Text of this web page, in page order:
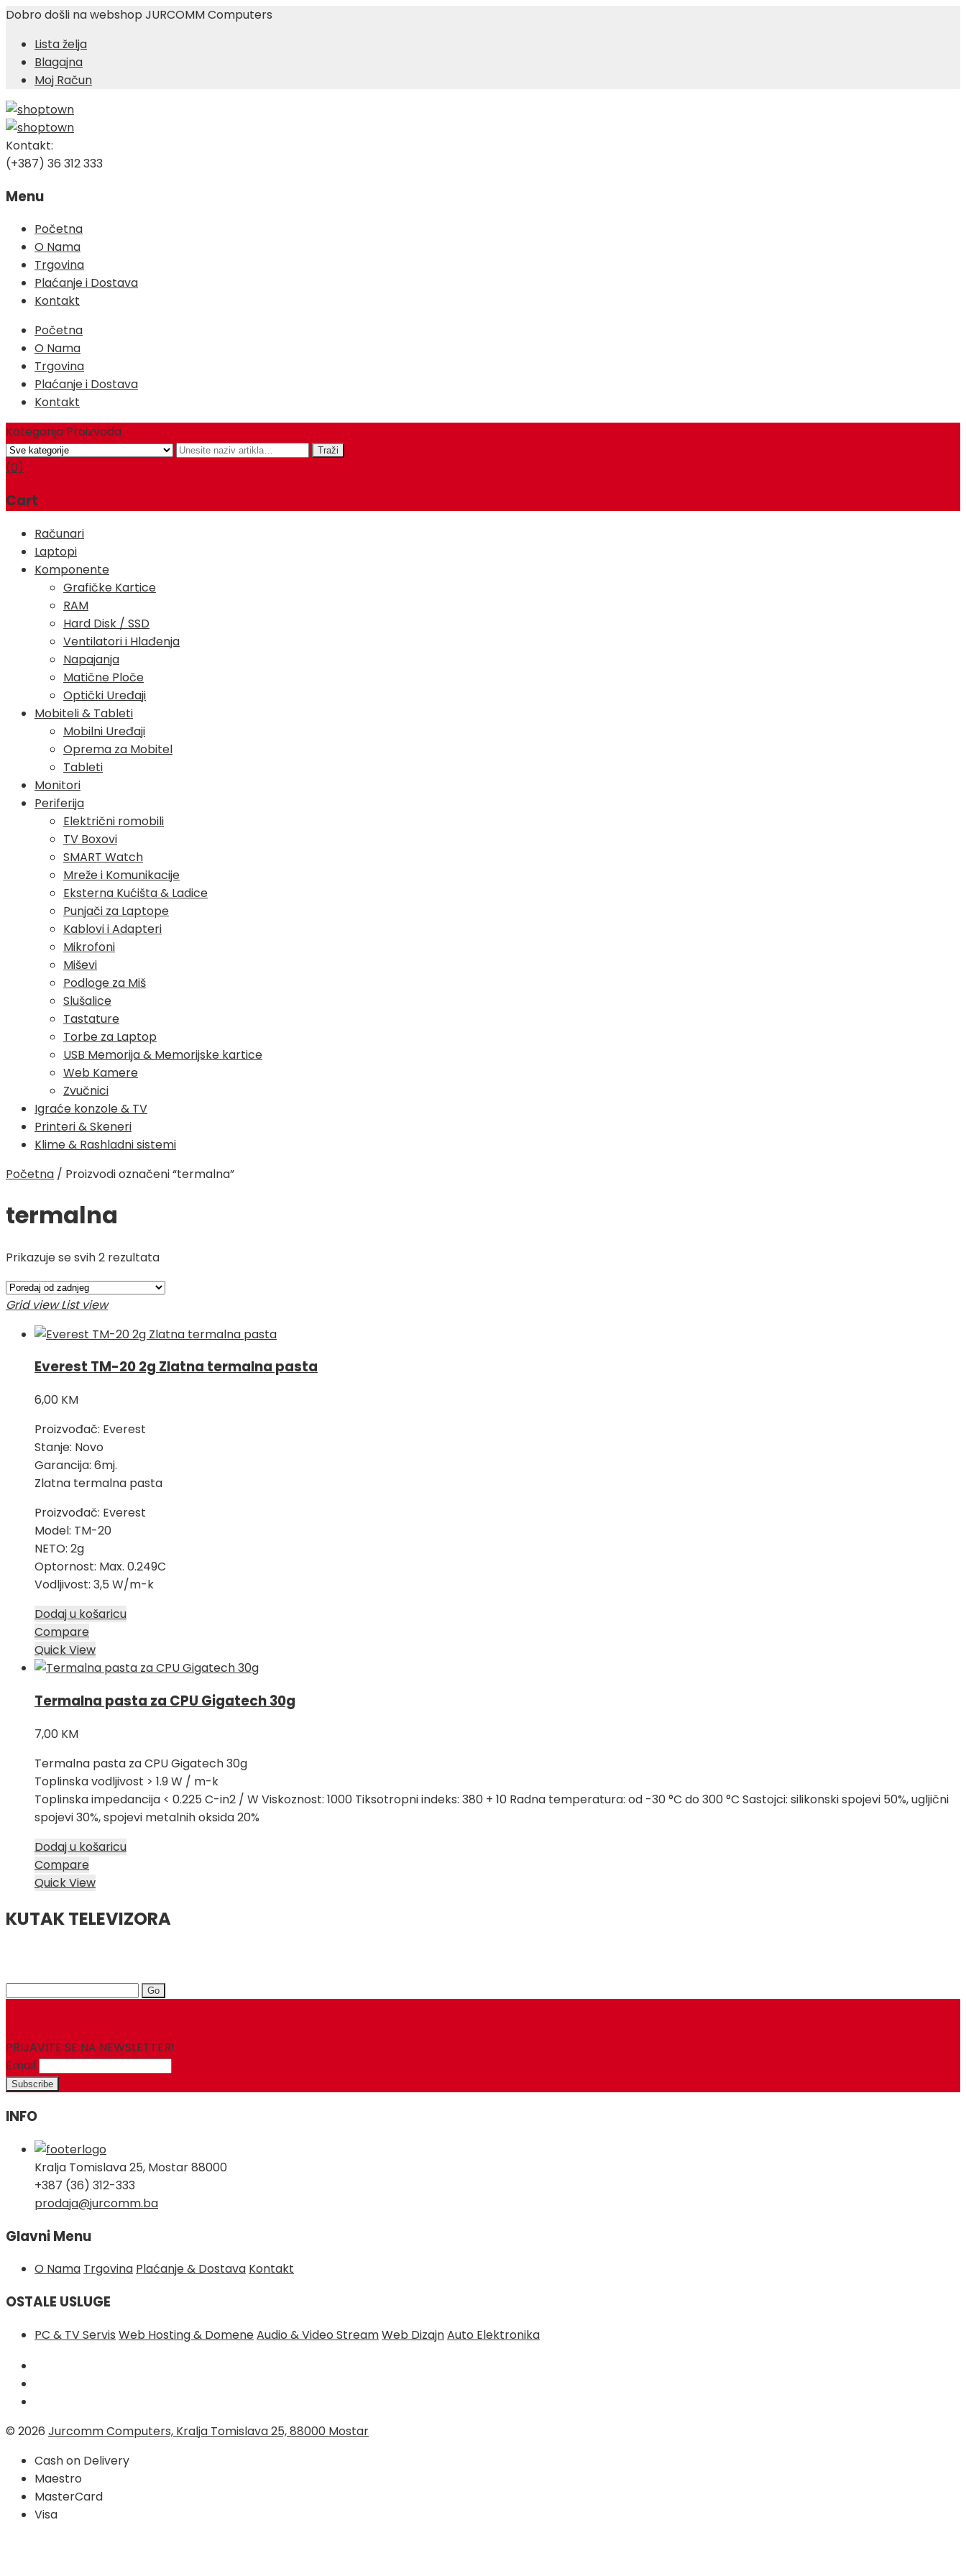
Dobro došli na webshop JURCOMM Computers
Lista želja
Blagajna
Moj Račun
Kontakt:
(+387) 36 312 333
Menu
Skip
content
Početna
O Nama
Trgovina
Plaćanje i Dostava
Kontakt
Početna
O Nama
Trgovina
Plaćanje i Dostava
Kontakt
Kategorija Proizvoda
(0)
Cart
Računari
Laptopi
Komponente
Grafičke Kartice
RAM
Hard Disk / SSD
Ventilatori i Hlađenja
Napajanja
Matične Ploče
Optički Uređaji
Mobiteli & Tableti
Mobilni Uređaji
Oprema za Mobitel
Tableti
Monitori
Periferija
Električni romobili
TV Boxovi
SMART Watch
Mreže i Komunikacije
Eksterna Kućišta & Ladice
Punjači za Laptope
Kablovi i Adapteri
Mikrofoni
Miševi
Podloge za Miš
Slušalice
Tastature
Torbe za Laptop
USB Memorija & Memorijske kartice
Web Kamere
Zvučnici
Igraće konzole & TV
Printeri & Skeneri
Klime & Rashladni sistemi
Početna / Proizvodi označeni “termalna”
termalna
Prikazuje se svih 2 rezultataPoredano
najnovijem
Grid view List view
Everest TM-20 2g Zlatna termalna pasta
6,00 KM
Proizvođač: Everest
Stanje: Novo
Garancija: 6mj.
Zlatna termalna pasta
Proizvođač: Everest
Model: TM-20
NETO: 2g
Optornost: Max. 0.249C
Vodljivost: 3,5 W/m-k
Dodaj u košaricu
Compare
Quick View
Termalna pasta za CPU Gigatech 30g
7,00 KM
Termalna pasta za CPU Gigatech 30g
Toplinska vodljivost > 1.9 W / m-k
Toplinska impedancija < 0.225 C-in2 / W Viskoznost: 1000 Tiksotropni indeks: 380 + 10 Radna temperatura: od -30 °C do 300 °C Sastojci: silikonski spojevi 50%, ugljični
spojevi 30%, spojevi metalnih oksida 20%
Dodaj u košaricu
Compare
Quick View
KUTAK TELEVIZORA
Search
PRIJAVITE SE NA NEWSLETTER!
Email
INFO
Kralja Tomislava 25, Mostar 88000
+387 (36) 312-333
prodaja@jurcomm.ba
Glavni Menu
O Nama Trgovina Plaćanje & Dostava Kontakt
OSTALE USLUGE
PC & TV Servis Web Hosting & DomeneAudio & Video StreamWeb DizajnAuto Elektronika
© 2026 Jurcomm Computers, Kralja Tomislava 25, 88000 Mostar
Cash on Delivery
Maestro
MasterCard
Visa